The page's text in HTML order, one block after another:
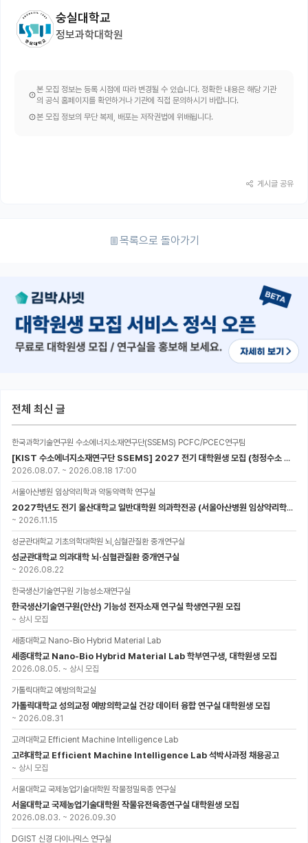
숭실대학교
정보과학대학원
본 모집 정보는 등록 시점에 따라 변경될 수 있습니다. 정확한 내용은 해당 기관
의 공식 홈페이지를 확인하거나 기관에 직접 문의하시기 바랍니다.
본 모집 정보의 무단 복제, 배포는 저작권법에 위배됩니다.
게시글 공유
목록으로 돌아가기
전체 최신 글
한국과학기술연구원 수소에너지소재연구단(SSEMS) PCFC/PCEC연구팀
[KIST 수소에너지소재연구단 SSEMS] 2027 전기 대학원생 모집 (청정수소 생산/활용을 위한 프로톤 세라믹 전지)
2026.08.07. ~ 2026.08.18 17:00
서울아산병원 임상약리학과 약동약력학 연구실
2027학년도 전기 울산대학교 일반대학원 의과학전공 (서울아산병원 임상약리학과 약동약력학 연구실) 대학원생 모집공고
~ 2026.11.15
성균관대학교 기초의학대학원 뇌,심혈관질환 중개연구실
성균관대학교 의과대학 뇌·심혈관질환 중개연구실
~ 2026.08.22
한국생산기술연구원 기능성소재연구실
한국생산기술연구원(안산) 기능성 전자소재 연구실 학생연구원 모집
~ 상시 모집
세종대학교 Nano-Bio Hybrid Material Lab
세종대학교 Nano-Bio Hybrid Material Lab 학부연구생, 대학원생 모집
2026.08.05. ~ 상시 모집
가톨릭대학교 예방의학교실
가톨릭대학교 성의교정 예방의학교실 건강 데이터 융합 연구실 대학원생 모집
~ 2026.08.31
고려대학교 Efficient Machine Intelligence Lab
고려대학교 Efficient Machine Intelligence Lab 석박사과정 채용공고
~ 상시 모집
서울대학교 국제농업기술대학원 작물정밀육종 연구실
서울대학교 국제농업기술대학원 작물유전육종연구실 대학원생 모집
2026.08.03. ~ 2026.09.30
DGIST 신경 다이나믹스 연구실